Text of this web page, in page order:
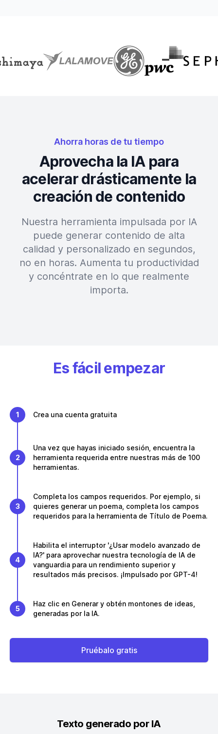
Ahorra horas de tu tiempo
Aprovecha la IA para
acelerar drásticamente la
creación de contenido
Nuestra herramienta impulsada por IA
puede generar contenido de alta
calidad y personalizado en segundos,
no en horas. Aumenta tu productividad
y concéntrate en lo que realmente
importa.
Es fácil empezar
1 Crea una cuenta gratuita
2
Una vez que hayas iniciado sesión, encuentra la
herramienta requerida entre nuestras más de 100
herramientas.
3
Completa los campos requeridos. Por ejemplo, si
quieres generar un poema, completa los campos
requeridos para la herramienta de Título de Poema.
4
Habilita el interruptor '¿Usar modelo avanzado de
IA?' para aprovechar nuestra tecnología de IA de
vanguardia para un rendimiento superior y
resultados más precisos. ¡Impulsado por GPT-4!
5
Haz clic en Generar y obtén montones de ideas,
generadas por la IA.
Pruébalo gratis
Texto generado por IA